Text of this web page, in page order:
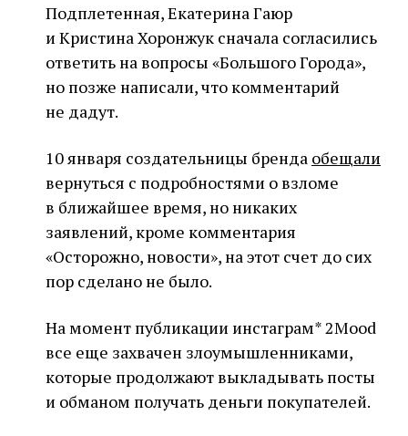
Подплетенная, Екатерина Гаюр
и Кристина Хоронжук сначала согласились
ответить на вопросы «Большого Города»,
но позже написали, что комментарий
не дадут.
10 января создательницы бренда обещали
вернуться с подробностями о взломе
в ближайшее время, но никаких
заявлений, кроме комментария
«Осторожно, новости», на этот счет до сих
пор сделано не было.
На момент публикации инстаграм* 2Mood
все еще захвачен злоумышленниками,
которые продолжают выкладывать посты
и обманом получать деньги покупателей.